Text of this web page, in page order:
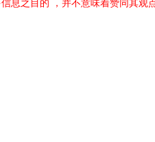
之目的 ，并不意味着赞同其观